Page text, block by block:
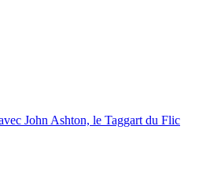
John Ashton, le Taggart du Flic